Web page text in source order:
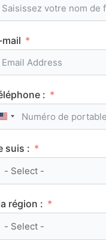
L’emploi du
horaires)
Le classement
sur Parcoursup
:
United States +1
suis :
région :